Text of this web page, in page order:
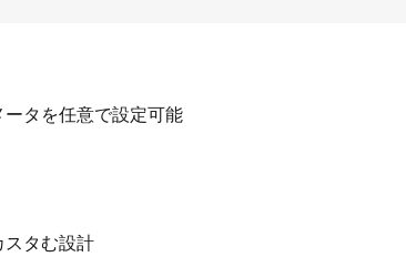
タを任意で設定可能
スタむ設計